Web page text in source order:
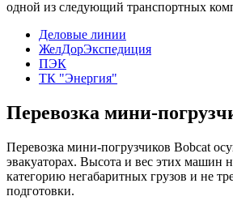
одной из следующий транспортных
Деловые линии
ЖелДорЭкспедиция
ПЭК
ТК "Энергия"
Перевозка мини-
Перевозка мини-погрузчиков Bobcat
эвакуаторах. Высота и вес этих машин
категорию негабаритных грузов и не
подготовки.